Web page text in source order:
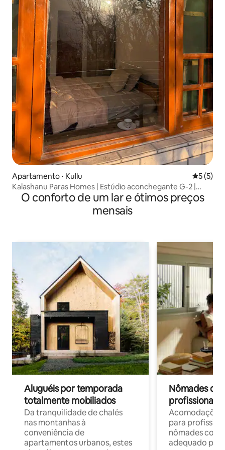
Apartamento ⋅ Kullu 5 de
5 (5)
Kalashanu Paras Homes | Estúdio aconchegante G-2 |
Cozinha
O conforto de um lar e ótimos preços
mensais
Aluguéis por temporada
totalmente mobiliados
Da tranquilidade de chalés
nas montanhas à
conveniência de
apartamentos urbanos, estes
Nômades
profissionais
para
nômades com
adequado